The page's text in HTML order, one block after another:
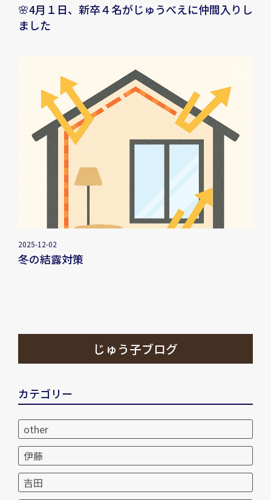
🌸4月１日、新卒４名がじゅうべえに仲間入りし
ました
2025-12-02
冬の結露対策
じゅう子ブログ
カテゴリー
other
伊藤
吉田